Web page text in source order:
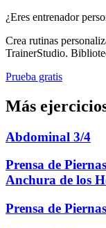
¿Eres entrenador
Crea rutinas
TrainerStudio.
Prueba gratis
Más
Abdominal 3/4
Prensa de
Anchura de los
Prensa de